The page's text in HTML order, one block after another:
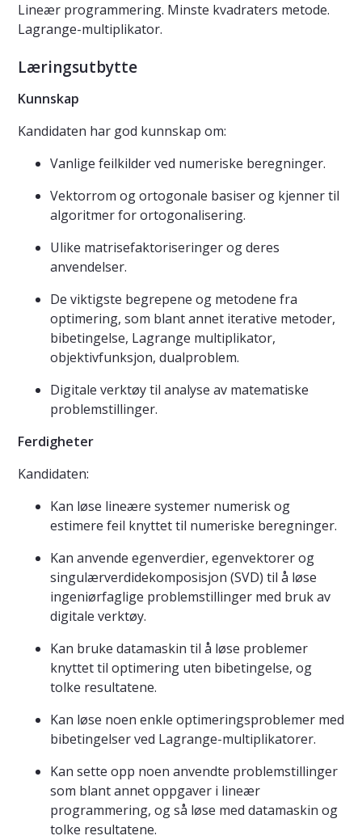
Lineær programmering. Minste kvadraters metode.
Lagrange-multiplikator.
Læringsutbytte
Kunnskap
Kandidaten har god kunnskap om:
Vanlige feilkilder ved numeriske beregninger.
Vektorrom og ortogonale basiser og kjenner til
algoritmer for ortogonalisering.
Ulike matrisefaktoriseringer og deres
anvendelser.
De viktigste begrepene og metodene fra
optimering, som blant annet iterative metoder,
bibetingelse, Lagrange multiplikator,
objektivfunksjon, dualproblem.
Digitale verktøy til analyse av matematiske
problemstillinger.
Ferdigheter
Kandidaten:
Kan løse lineære systemer numerisk og
estimere feil knyttet til numeriske beregninger.
Kan anvende egenverdier, egenvektorer og
singulærverdidekomposisjon (SVD) til å løse
ingeniørfaglige problemstillinger med bruk av
digitale verktøy.
Kan bruke datamaskin til å løse problemer
knyttet til optimering uten bibetingelse, og
tolke resultatene.
Kan løse noen enkle optimeringsproblemer med
bibetingelser ved Lagrange-multiplikatorer.
Kan sette opp noen anvendte problemstillinger
som blant annet oppgaver i lineær
programmering, og så løse med datamaskin og
tolke resultatene.